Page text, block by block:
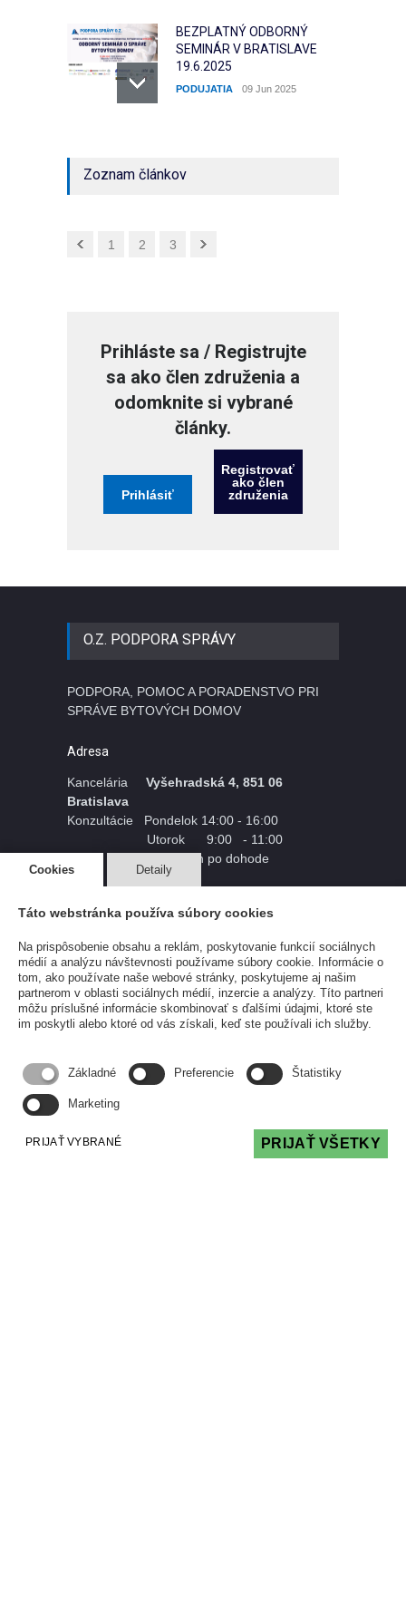
BEZPLATNÝ ODBORNÝ
SEMINÁR V BRATISLAVE
19.6.2025
PODUJATIA 09 Jun 2025
ČLÁNKY
za stavebnú činnosť pre BD
Zoznam článkov
1 2 3
Prihláste sa / Registrujte
sa ako člen združenia a
odomknite si vybrané
články.
Prihlásiť
Registrovať
ako člen
združenia
O.Z. PODPORA SPRÁVY
PODPORA, POMOC A PORADENSTVO PRI
SPRÁVE BYTOVÝCH DOMOV
Adresa
Kancelária Vyšehradská 4, 851 06
Bratislava
Konzultácie Pondelok 14:00 - 16:00
Utorok 9:00 - 11:00
iný termín po dohode
Bratislava
bez možnosti kontaktu
IČO 54296056
DIČ 2122154661
Telefón: 0903 724 895
infolinka@podporaspravy.sk
Cookies Detaily
Táto webstránka používa súbory cookies
Na prispôsobenie obsahu a reklám, poskytovanie funkcií sociálnych
médií a analýzu návštevnosti používame súbory cookie. Informácie o
tom, ako používate naše webové stránky, poskytujeme aj našim
partnerom v oblasti sociálnych médií, inzercie a analýzy. Títo partneri
môžu príslušné informácie skombinovať s ďalšími údajmi, ktoré ste
im poskytli alebo ktoré od vás získali, keď ste používali ich služby.
Základné Preferencie Štatistiky
Marketing
PRIJAŤ VYBRANÉ PRIJAŤ VŠETKY